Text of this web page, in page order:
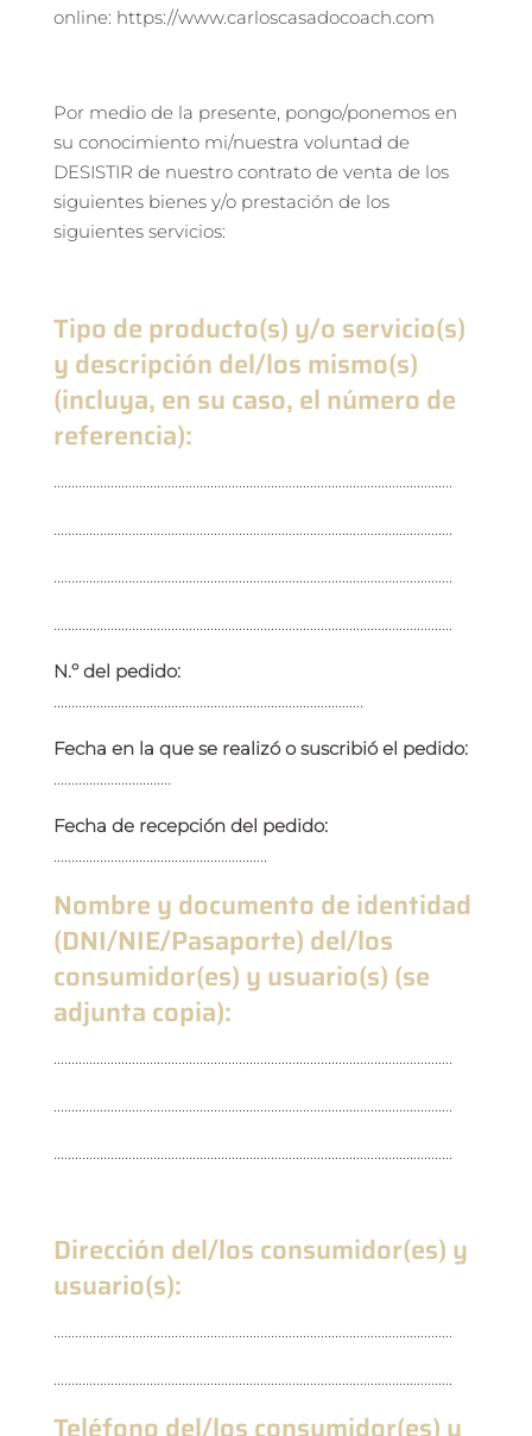
online: https://www.carloscasadocoach.com
Por medio de la presente, pongo/ponemos en
su conocimiento mi/nuestra voluntad de
DESISTIR de nuestro contrato de venta de los
siguientes bienes y/o prestación de los
siguientes servicios:
Tipo de producto(s) y/o servicio(s)
y descripción del/los mismo(s)
(incluya, en su caso, el número de
referencia):
................................................................................................................
................................................................................................................
................................................................................................................
................................................................................................................
N.º del pedido:
.......................................................................................
Fecha en la que se realizó o suscribió el pedido:
.................................
Fecha de recepción del pedido:
............................................................
Nombre y documento de identidad
(DNI/NIE/Pasaporte) del/los
consumidor(es) y usuario(s) (se
adjunta copia):
................................................................................................................
................................................................................................................
................................................................................................................
Dirección del/los consumidor(es) y
usuario(s):
................................................................................................................
................................................................................................................